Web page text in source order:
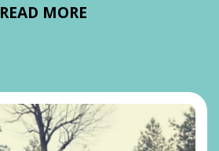
READ MORE